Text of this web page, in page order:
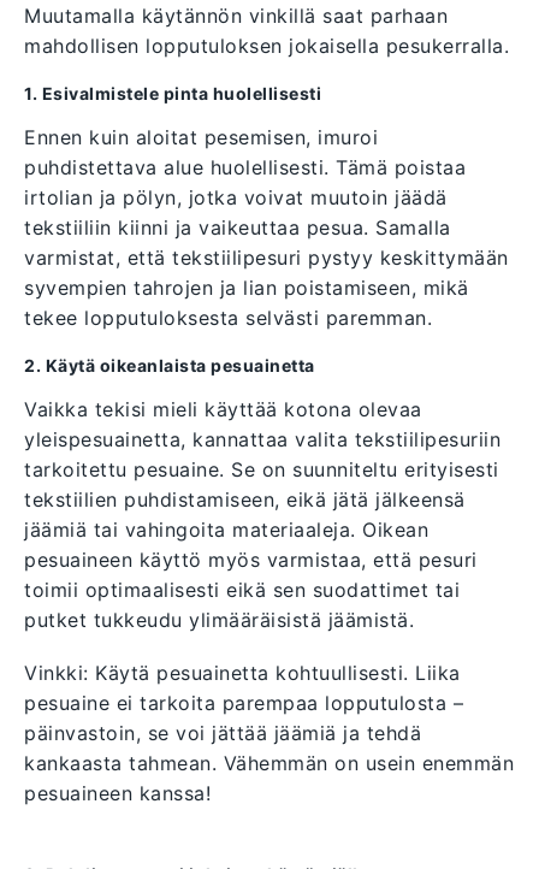
Muutamalla käytännön vinkillä saat parhaan
mahdollisen lopputuloksen jokaisella pesukerralla.
1. Esivalmistele pinta huolellisesti
Ennen kuin aloitat pesemisen, imuroi
puhdistettava alue huolellisesti. Tämä poistaa
irtolian ja pölyn, jotka voivat muutoin jäädä
tekstiiliin kiinni ja vaikeuttaa pesua. Samalla
varmistat, että tekstiilipesuri pystyy keskittymään
syvempien tahrojen ja lian poistamiseen, mikä
tekee lopputuloksesta selvästi paremman.
2. Käytä oikeanlaista pesuainetta
Vaikka tekisi mieli käyttää kotona olevaa
yleispesuainetta, kannattaa valita tekstiilipesuriin
tarkoitettu pesuaine. Se on suunniteltu erityisesti
tekstiilien puhdistamiseen, eikä jätä jälkeensä
jäämiä tai vahingoita materiaaleja. Oikean
pesuaineen käyttö myös varmistaa, että pesuri
toimii optimaalisesti eikä sen suodattimet tai
putket tukkeudu ylimääräisistä jäämistä.
Vinkki: Käytä pesuainetta kohtuullisesti. Liika
pesuaine ei tarkoita parempaa lopputulosta –
päinvastoin, se voi jättää jäämiä ja tehdä
kankaasta tahmean. Vähemmän on usein enemmän
pesuaineen kanssa!